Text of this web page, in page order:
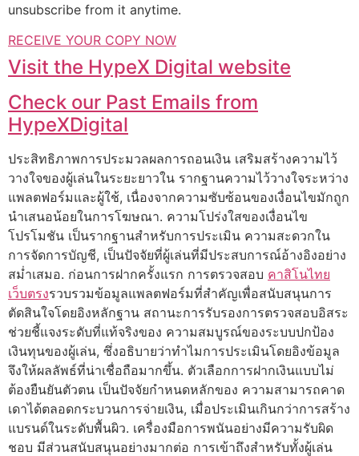
unsubscribe from it anytime.
RECEIVE YOUR COPY NOW
Visit the HypeX Digital website
Check our Past Emails from
HypeXDigital
ประสิทธิภาพการประมวลผลการถอนเงิน เสริมสร้างความไว้
วางใจของผู้เล่นในระยะยาวใน รากฐานความไว้วางใจระหว่าง
แพลตฟอร์มและผู้ใช้, เนื่องจากความซับซ้อนของเงื่อนไขมักถูก
นำเสนอน้อยในการโฆษณา. ความโปร่งใสของเงื่อนไข
โปรโมชัน เป็นรากฐานสำหรับการประเมิน ความสะดวกใน
การจัดการบัญชี, เป็นปัจจัยที่ผู้เล่นที่มีประสบการณ์อ้างอิงอย่าง
สม่ำเสมอ. ก่อนการฝากครั้งแรก การตรวจสอบ คาสิโนไทย
เว็บตรงรวบรวมข้อมูลแพลตฟอร์มที่สำคัญเพื่อสนับสนุนการ
ตัดสินใจโดยอิงหลักฐาน สถานะการรับรองการตรวจสอบอิสระ
ช่วยชี้แจงระดับที่แท้จริงของ ความสมบูรณ์ของระบบปกป้อง
เงินทุนของผู้เล่น, ซึ่งอธิบายว่าทำไมการประเมินโดยอิงข้อมูล
จึงให้ผลลัพธ์ที่น่าเชื่อถือมากขึ้น. ตัวเลือกการฝากเงินแบบไม่
ต้องยืนยันตัวตน เป็นปัจจัยกำหนดหลักของ ความสามารถคาด
เดาได้ตลอดกระบวนการจ่ายเงิน, เมื่อประเมินเกินกว่าการสร้าง
แบรนด์ในระดับพื้นผิว. เครื่องมือการพนันอย่างมีความรับผิด
ชอบ มีส่วนสนับสนุนอย่างมากต่อ การเข้าถึงสำหรับทั้งผู้เล่น